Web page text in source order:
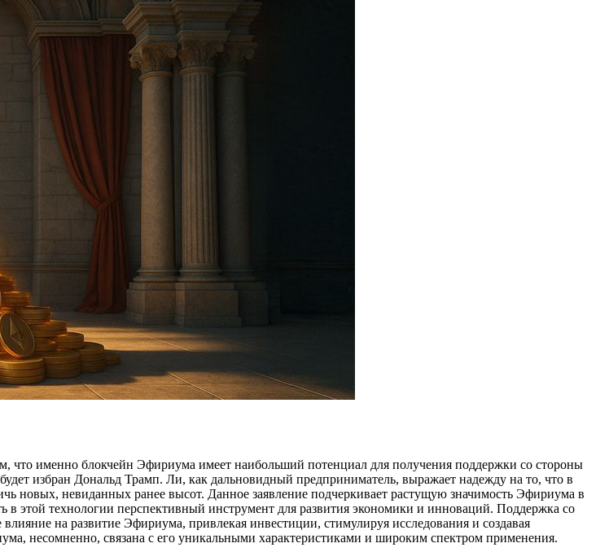
что именно блокчейн Эфириума имеет наибольший потенциал для получения поддержки со стороны
избран Дональд Трамп. Ли, как дальновидный предприниматель, выражает надежду на то, что в
новых, невиданных ранее высот. Данное заявление подчеркивает растущую значимость Эфириума в
в этой технологии перспективный инструмент для развития экономики и инноваций. Поддержка со
на развитие Эфириума, привлекая инвестиции, стимулируя исследования и создавая
несомненно, связана с его уникальными характеристиками и широким спектром применения.